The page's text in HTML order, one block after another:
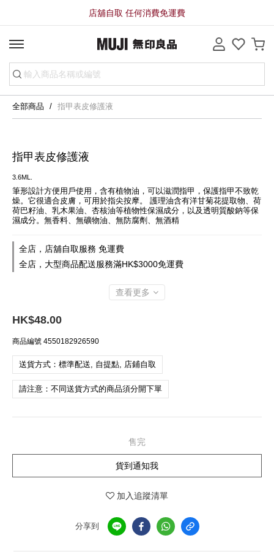
店舖自取 任何消費免運費
全部商品 指甲表皮修護液
指甲表皮修護液
3.6ML.
筆形設計方便用戶使用，含有植物油，可以滋潤指甲，保護指甲不致乾
燥。它很適合皮膚，可用於指尖按摩。 護理油含有洋甘菊花提取物、荷
荷巴籽油、乳木果油、杏核油等植物性保濕成分，以及透明質酸鈉等保
濕成分。無香料、無礦物油、無防腐劑、無酒精
全店，店舖自取服務 免運費
全店，大型商品配送服務滿HK$3000免運費
查看更多
HK$48.00
商品編號 4550182926590
送貨方式：標準配送, 自提點, 店鋪自取
請注意：不同送貨方式的商品須分開下單
售完
貨到通知我
加入追蹤清單
分享到